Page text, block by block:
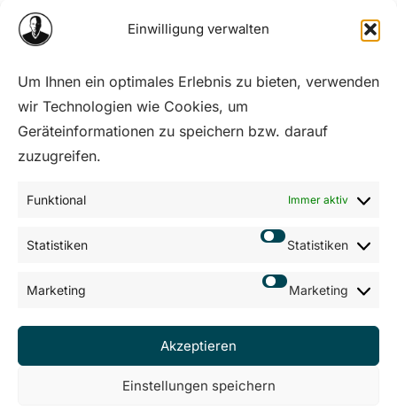
Einwilligung verwalten
Um Ihnen ein optimales Erlebnis zu bieten, verwenden
wir Technologien wie Cookies, um
Geräteinformationen zu speichern bzw. darauf
zuzugreifen.
Funktional Immer aktiv
Statistiken Statistiken
Marketing Marketing
Akzeptieren
Einstellungen speichern
Mehr lesen.
Seite1von3
AGB
Datenschutz